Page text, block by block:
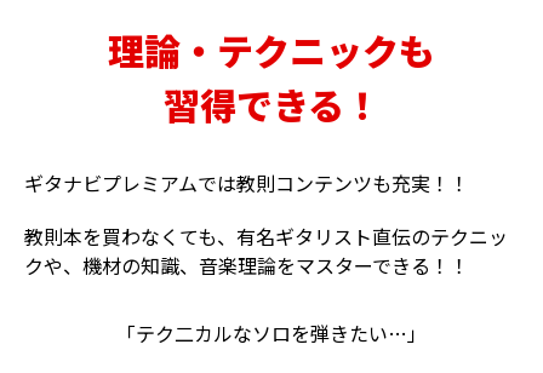
理論・テクニックも
習得できる！
ギタナビプレミアムでは教則コンテンツも充実！！
教則本を買わなくても、有名ギタリスト直伝のテクニッ
クや、機材の知識、音楽理論をマスターできる！！
「テク二カルなソロを弾きたい…」